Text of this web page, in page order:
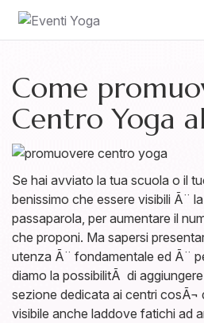
Come
Centro Yoga
Se hai avviato la tua scuola o il
benissimo che essere visibili Ã¨
passaparola, per aumentare il
che proponi. Ma sapersi
utenza Ã¨ fondamentale ed Ã¨
diamo la possibilitÃ di
sezione dedicata ai centri
visibile anche laddove fatichi ad